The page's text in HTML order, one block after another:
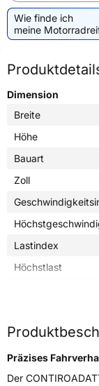
Wie finde ich
meine
Dimension
Breite
Höhe
Bauart
Zoll
Lastindex
Höchstlast
Fahrzeugtyp
Verwendung
Modellname
Präzises
Der